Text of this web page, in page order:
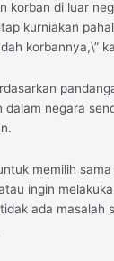
korban di luar
kurniakan
korbannya,\”
dalam negara
memilih
ingin
ada masalah